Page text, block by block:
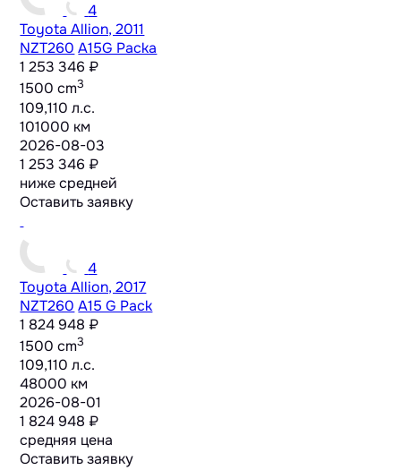
4
Toyota Allion, 2011
NZT260 A15G Packa
1 253 346 ₽
1500 cm3
109,110 л.с.
101000 км
2026-08-03
1 253 346 ₽
ниже средней
Оставить заявку
4
Toyota Allion, 2017
NZT260 A15 G Pack
1 824 948 ₽
1500 cm3
109,110 л.с.
48000 км
2026-08-01
1 824 948 ₽
средняя цена
Оставить заявку